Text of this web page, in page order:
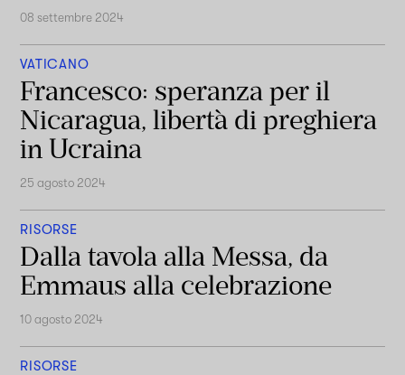
08 settembre 2024
VATICANO
Francesco: speranza per il
Nicaragua, libertà di preghiera
in Ucraina
25 agosto 2024
RISORSE
Dalla tavola alla Messa, da
Emmaus alla celebrazione
10 agosto 2024
RISORSE